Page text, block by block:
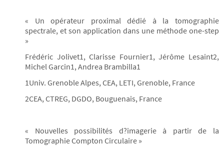
« Un opérateur proximal dédié à la tomographie
spectrale, et son application dans une méthode one-step
»
Frédéric Jolivet1, Clarisse Fournier1, Jérôme Lesaint2,
Michel Garcin1, Andrea Brambilla1
1Univ. Grenoble Alpes, CEA, LETI, Grenoble, France
2CEA, CTREG, DGDO, Bouguenais, France
« Nouvelles possibilités d?imagerie à partir de la
Tomographie Compton Circulaire »